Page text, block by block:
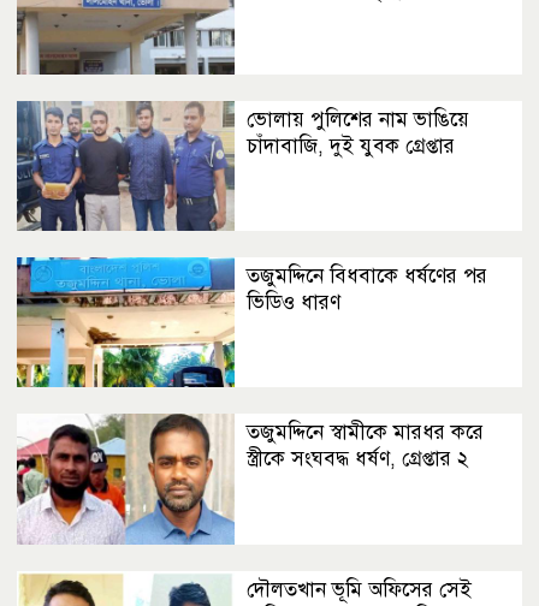
ভোলায় পুলিশের নাম ভাঙিয়ে
চাঁদাবাজি, দুই যুবক গ্রেপ্তার
তজুমদ্দিনে বিধবাকে ধর্ষণের পর
ভিডিও ধারণ
তজুমদ্দিনে স্বামীকে মারধর করে
স্ত্রীকে সংঘবদ্ধ ধর্ষণ, গ্রেপ্তার ২
দৌলতখান ভূমি অফিসের সেই